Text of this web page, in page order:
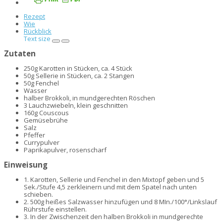
Rezept
Wie
Rückblick
Text size
Zutaten
250g Karotten in Stücken, ca. 4 Stück
50g Sellerie in Stücken, ca. 2 Stangen
50g Fenchel
Wasser
halber Brokkoli, in mundgerechten Röschen
3 Lauchzwiebeln, klein geschnitten
160g Couscous
Gemüsebrühe
Salz
Pfeffer
Currypulver
Paprikapulver, rosenscharf
Einweisung
1. Karotten, Sellerie und Fenchel in den Mixtopf geben und 5
Sek./Stufe 4,5 zerkleinern und mit dem Spatel nach unten
schieben.
2. 500g heißes Salzwasser hinzufügen und 8 MIn./100°/Linkslauf
Rührstufe einstellen.
3. In der Zwischenzeit den halben Brokkoli in mundgerechte